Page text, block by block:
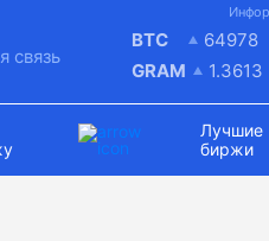
связь
BTC
64978
GRAM
1.3613
Лучшие
биржи